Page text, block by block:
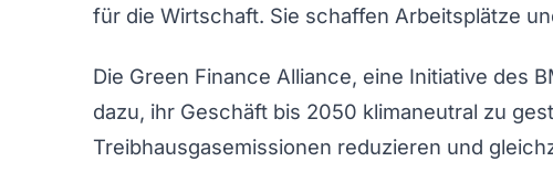
für die Wirtschaft. Sie schaffen Arbeitsplätze
Die Green Finance Alliance, eine Initiative des
dazu, ihr Geschäft bis 2050 klimaneutral zu
Treibhausgasemissionen reduzieren und